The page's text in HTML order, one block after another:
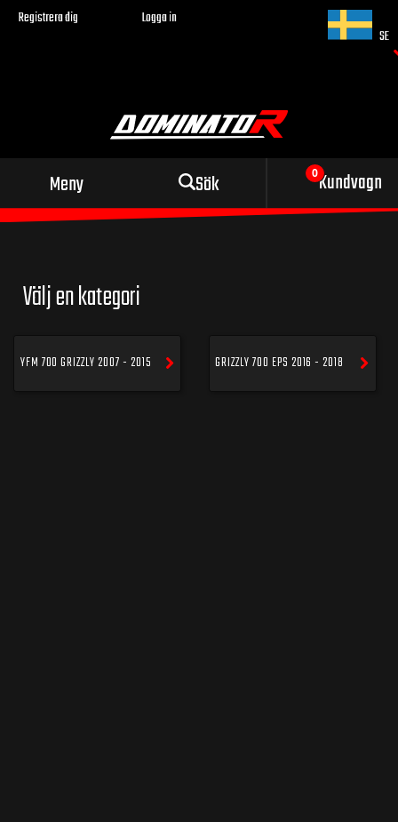
Registrera dig
Logga in
SE
Meny Sök Kundvagn
Sportigt avgassystem
för din motorcykel
Välj en kategori
YFM 700 GRIZZLY 2007 - 2015 GRIZZLY 700 EPS 2016 - 2018